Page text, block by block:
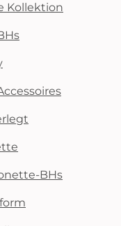
Kollektion
BHs